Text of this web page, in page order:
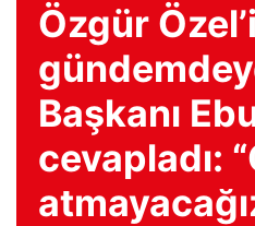
Özgür
Başkanı
cevapladı: